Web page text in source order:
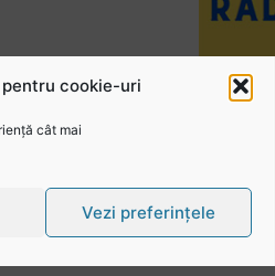
cookie-uri
cât mai
Vezi preferințele